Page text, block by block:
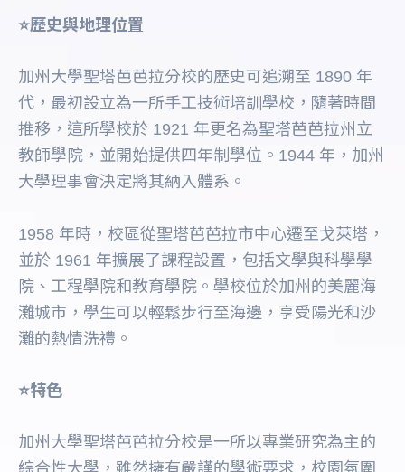
⭐️歷史與地理位置
加州大學聖塔芭芭拉分校的歷史可追溯至 1890 年
代，最初設立為一所手工技術培訓學校，隨著時間
推移，這所學校於 1921 年更名為聖塔芭芭拉州立
教師學院，並開始提供四年制學位。1944 年，加州
大學理事會決定將其納入體系。
1958 年時，校區從聖塔芭芭拉市中心遷至戈萊塔，
並於 1961 年擴展了課程設置，包括文學與科學學
院、工程學院和教育學院。學校位於加州的美麗海
灘城市，學生可以輕鬆步行至海邊，享受陽光和沙
灘的熱情洗禮。
⭐️特色
加州大學聖塔芭芭拉分校是一所以專業研究為主的